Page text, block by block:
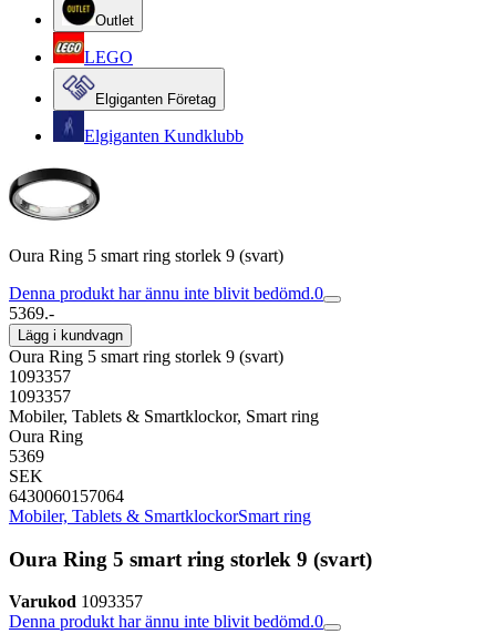
Outlet
LEGO
Elgiganten Företag
Elgiganten Kundklubb
Oura Ring 5 smart ring storlek 9 (svart)
Denna produkt har ännu inte blivit bedömd.0
5369.-
Lägg i kundvagn
Oura Ring 5 smart ring storlek 9 (svart)
1093357
1093357
Mobiler, Tablets & Smartklockor, Smart ring
Oura Ring
5369
SEK
6430060157064
Mobiler, Tablets & SmartklockorSmart ring
Oura Ring 5 smart ring storlek 9 (svart)
Varukod 1093357
Denna produkt har ännu inte blivit bedömd.0